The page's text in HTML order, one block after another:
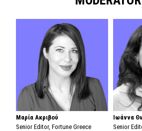
Mαρία Ακριβού
Senior Editor, Fortune Greece
Ιωάννα
Senior